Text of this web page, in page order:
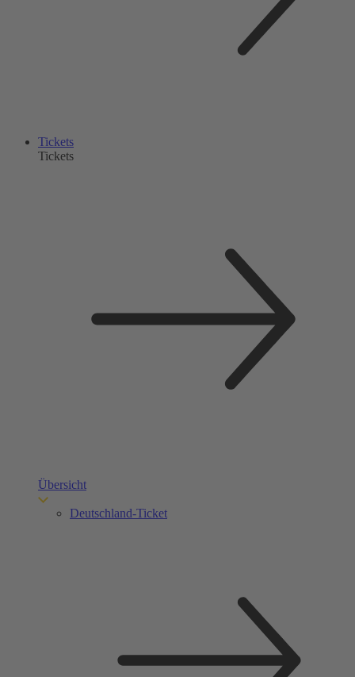
Tickets
Tickets
Übersicht
Deutschland-Ticket